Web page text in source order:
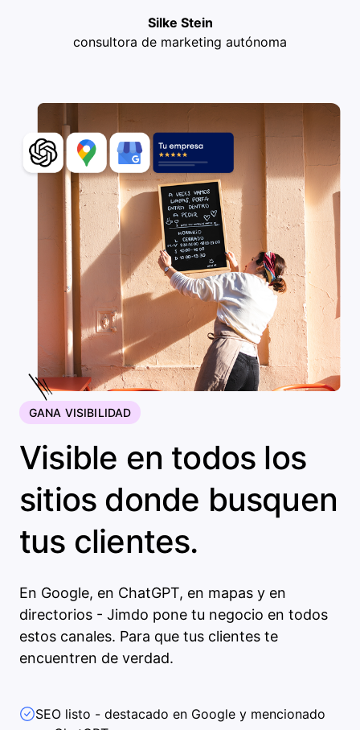
Silke Stein
consultora de marketing autónoma
GANA VISIBILIDAD
Visible en todos los
sitios donde busquen
tus clientes.
En Google, en ChatGPT, en mapas y en
directorios - Jimdo pone tu negocio en todos
estos canales. Para que tus clientes te
encuentren de verdad.
SEO listo - destacado en Google y mencionado